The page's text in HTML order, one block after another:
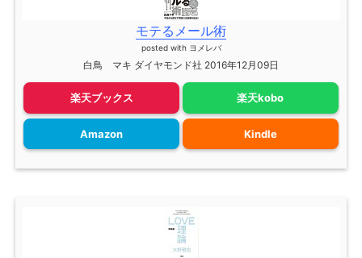
モテるメール術
posted with ヨメレバ
白鳥 マキ ダイヤモンド社 2016年12月09日
楽天ブックス 楽天kobo
Amazon Kindle